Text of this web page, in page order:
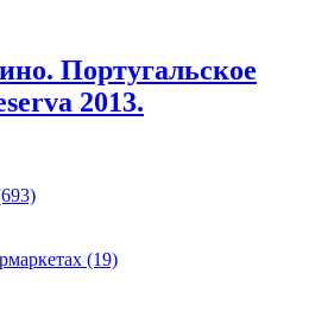
Португальское
2013.
(19)